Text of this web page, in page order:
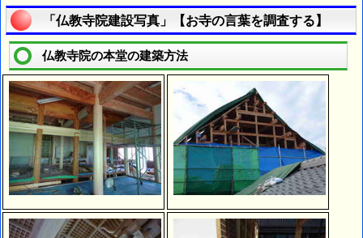
「仏教寺院建設写真」【お寺の言葉を調査する】
仏教寺院の本堂の建築方法